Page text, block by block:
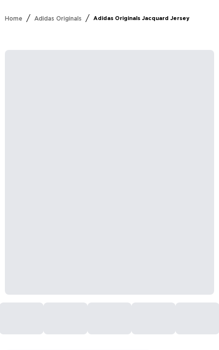
Home / Adidas Originals / Adidas Originals Jacquard Jersey